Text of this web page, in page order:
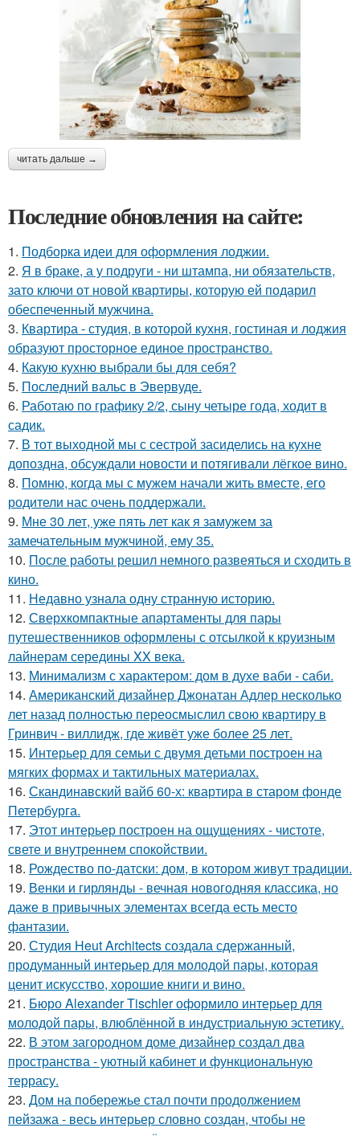
читать дальше →
Последние обновления на сайте:
1. Подборка идеи для оформления лоджии.
2. Я в браке, а у подруги - ни штампа, ни обязательств,
зато ключи от новой квартиры, которую ей подарил
обеспеченный мужчина.
3. Квартира - студия, в которой кухня, гостиная и лоджия
образуют просторное единое пространство.
4. Какую кухню выбрали бы для себя?
5. Последний вальс в Эвервуде.
6. Работаю по графику 2/2, сыну четыре года, ходит в
садик.
7. В тот выходной мы с сестрой засиделись на кухне
допоздна, обсуждали новости и потягивали лёгкое вино.
8. Помню, когда мы с мужем начали жить вместе, его
родители нас очень поддержали.
9. Мне 30 лет, уже пять лет как я замужем за
замечательным мужчиной, ему 35.
10. После работы решил немного развеяться и сходить в
кино.
11. Недавно узнала одну странную историю.
12. Сверхкомпактные апартаменты для пары
путешественников оформлены с отсылкой к круизным
лайнерам середины XX века.
13. Минимализм с характером: дом в духе ваби - саби.
14. Американский дизайнер Джонатан Адлер несколько
лет назад полностью переосмыслил свою квартиру в
Гринвич - виллидж, где живёт уже более 25 лет.
15. Интерьер для семьи с двумя детьми построен на
мягких формах и тактильных материалах.
16. Скандинавский вайб 60-х: квартира в старом фонде
Петербурга.
17. Этот интерьер построен на ощущениях - чистоте,
свете и внутреннем спокойствии.
18. Рождество по-датски: дом, в котором живут традиции.
19. Венки и гирлянды - вечная новогодняя классика, но
даже в привычных элементах всегда есть место
фантазии.
20. Студия Heut Architects создала сдержанный,
продуманный интерьер для молодой пары, которая
ценит искусство, хорошие книги и вино.
21. Бюро Alexander Tischler оформило интерьер для
молодой пары, влюблённой в индустриальную эстетику.
22. В этом загородном доме дизайнер создал два
пространства - уютный кабинет и функциональную
террасу.
23. Дом на побережье стал почти продолжением
пейзажа - весь интерьер словно создан, чтобы не